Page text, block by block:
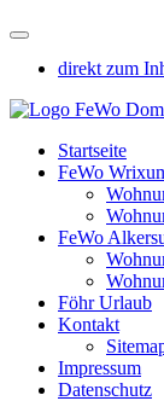
direkt zum
Startseite
FeWo
FeWo
Föhr Urlaub
Kontakt
Impressum
Datenschutz